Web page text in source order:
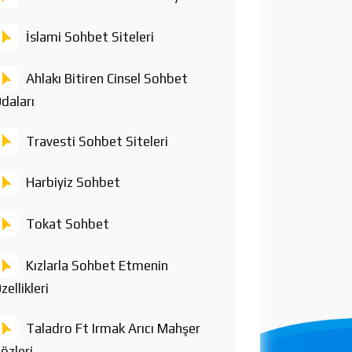
İslami Sohbet Siteleri
Ahlakı Bitiren Cinsel Sohbet
Travesti Sohbet Siteleri
Harbiyiz Sohbet
Tokat Sohbet
Kızlarla Sohbet Etmenin
Taladro Ft Irmak Arıcı Mahşer